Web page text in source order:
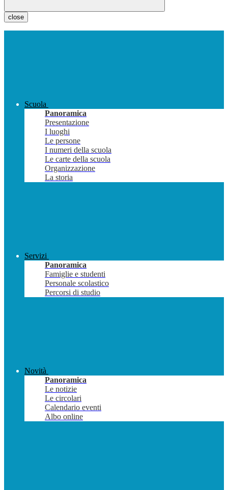
close
Scuola
Panoramica
Presentazione
I luoghi
Le persone
I numeri della scuola
Le carte della scuola
Organizzazione
La storia
Servizi
Panoramica
Famiglie e studenti
Personale scolastico
Percorsi di studio
Novità
Panoramica
Le notizie
Le circolari
Calendario eventi
Albo online